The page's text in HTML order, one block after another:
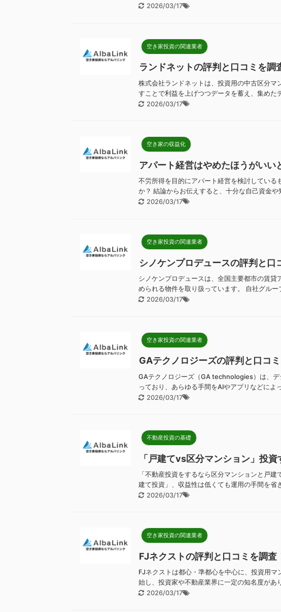
2026/03/17
空き家投資の関連業者
ランドネットの評判と口コミを調
株式会社ランドネットは、投資用の中古区分
すことで利益を上げつつデータを蓄え、集め
2026/03/17
空き家の収益化
アパート経営はやめたほうがいい
不労所得を目的にアパート経営を検討してい
か？ 結論からお伝えすると、十分な自己資金
2026/03/17
空き家投資の関連業者
シノケンプロデュースの評判と口
シノケンプロデュースは、全国主要都市の賃
められる物件を取り扱っています。 自社グル
2026/03/17
空き家投資の関連業者
GAテクノロジーズの評判と口コ
GAテクノロジーズ（GA technologies）は、デ
っており、あらゆる手間をAIやアプリなどによ
2026/03/17
不動産投資の基礎
「戸建てvs区分マンション」投
「不動産投資をするなら区分マンションと戸
建て投資」、収益性は低くても運用の手間を
2026/03/17
空き家投資の関連業者
FJネクストの評判と口コミを調査
FJネクストは都心・準都心を中心に、投資用
始し、投資家や不動産業界に一定の知名度があ
2026/03/17